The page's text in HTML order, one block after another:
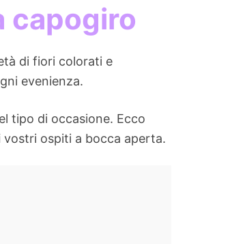
capogiro
di fiori colorati e
evenienza.
tipo di occasione. Ecco
vostri ospiti a bocca aperta.